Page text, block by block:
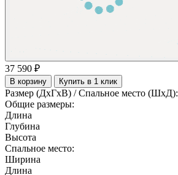
37 590 ₽
В корзину Купить в 1 клик
Размер (ДхГхВ) / Спальное место (ШхД):
Общие размеры:
Длина
Глубина
Высота
Спальное место:
Ширина
Длина